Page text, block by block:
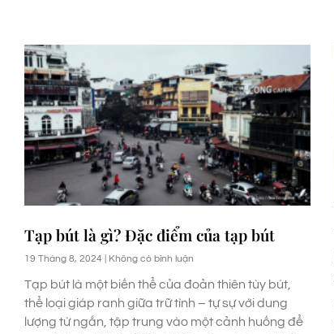
Tạp bút là gì? Đặc điểm của tạp bút
19 Tháng 8, 2024 Không có bình luận
Tạp bút là một biến thể của đoản thiên tùy bút,
thể loại giáp ranh giữa trữ tình – tự sự với dung
lượng từ ngắn, tập trung vào một cảnh huống để